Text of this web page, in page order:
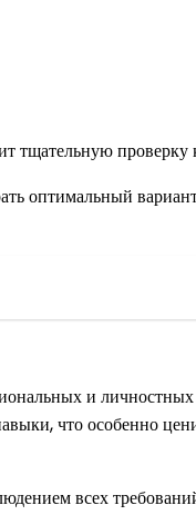
тщательную проверку
оптимальный
и
что особенно
всех